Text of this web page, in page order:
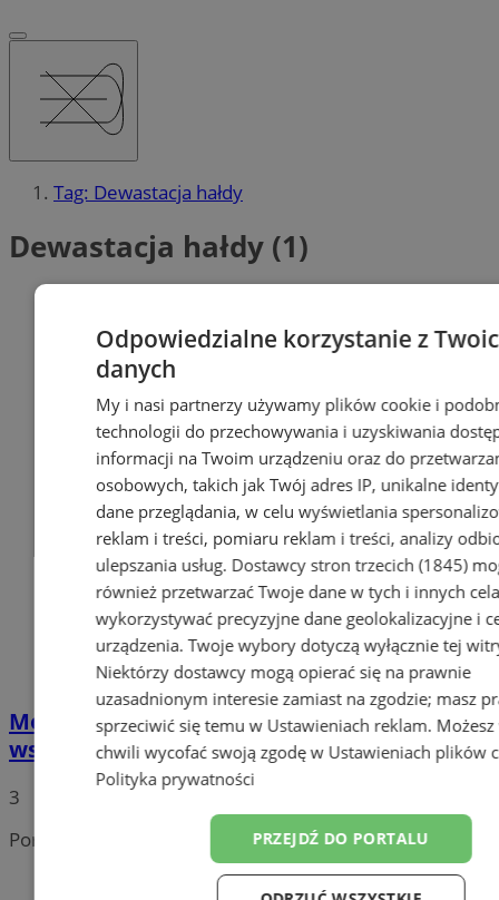
Tag: Dewastacja hałdy
Dewastacja hałdy (1)
Motocykle i quady niszczą hałdę "Wrzosy" -
wspólne działania policji i SRK
3
Portal należy do sieci
Odpowiedzialne korzystanie z
danych
My i nasi partnerzy używamy plików cookie i
technologii do przechowywania i uzyskiwania
informacji na Twoim urządzeniu oraz do
osobowych, takich jak Twój adres IP, unikalne
dane przeglądania, w celu wyświetlania
reklam i treści, pomiaru reklam i treści, analizy
ulepszania usług. Dostawcy stron trzecich (1845)
również przetwarzać Twoje dane w tych i innych
wykorzystywać precyzyjne dane geolokalizacyjne i
urządzenia. Twoje wybory dotyczą wyłącznie tej
Niektórzy dostawcy mogą opierać się na prawnie
uzasadnionym interesie zamiast na zgodzie; masz
sprzeciwić się temu w Ustawieniach reklam.
chwili wycofać swoją zgodę w Ustawieniach plików
Polityka prywatności
PRZEJDŹ DO PORTALU